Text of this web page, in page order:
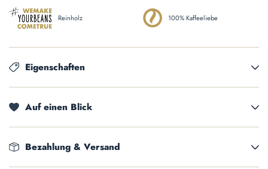
Reinholz 100% Kaffeeliebe
Eigenschaften
Auf einen Blick
Bezahlung & Versand